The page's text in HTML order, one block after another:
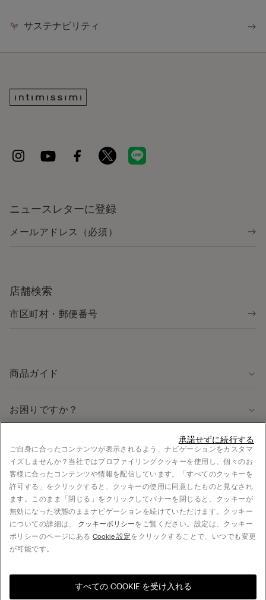
サイズを選択
サステナビリティ
ニュースレターに登録
店舗検索
商品ガイド
お困りですか？
法律に関する情報
採用情報
法的情報
お支払い
© CALZEDONIA Japan K.K., 5F S-FRONT Yoyogi, 5-21-12 Sendagaya, Shibuya-ku, 151-
お住まいの国のオンライン
ご自身に合ったコンテンツが表示されるよう、ナビゲーションをカスタマ
イズしませんか？当社ではプロファイリングクッキーを使用し、個々のお
客様に合ったコンテンツや情報を配信しています。「すべてのクッキーを
許可する」をクリックすると、クッキーの使用に同意したものと見なされ
ます。このまま「閉じる」をクリックしてバナーを閉じると、クッキーが
無効になった状態のままナビゲーションを続けていただけます。クッキー
についての詳細は、 クッキーポリシーをご覧ください。設定は、クッキー
ポリシーのページにあるCookie 設定をクリックすることで、いつでも変更
が可能です。
すべての COOKIE を受け入れる
承諾せずに続行する